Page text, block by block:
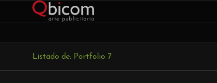
Listado de: Portfolio 7